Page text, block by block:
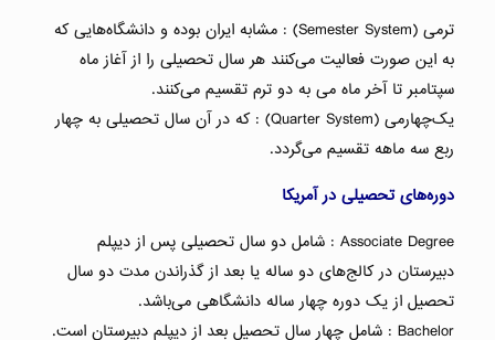
ترمی (Semester System) : مشابه ایران بوده و دانشگاه‌هایی که
به این صورت فعالیت می‌کنند هر سال تحصیلی را از آغاز ماه
سپتامبر تا آخر ماه می به دو ترم تقسیم می‌کنند.
یک‌چهارمی (Quarter System) : که در آن سال تحصیلی به چهار
ربع سه ماهه تقسیم می‌گردد.
دوره‌های تحصیلی در آمریکا
Associate Degree : شامل دو سال تحصیلی پس از دیپلم
دبیرستان در کالج‌های دو ساله یا بعد از گذراندن مدت دو سال
تحصیل از یک دوره چهار ساله دانشگاهی می‌باشد.
Bachelor : شامل چهار سال تحصیل بعد از دیپلم دبیرستان است.